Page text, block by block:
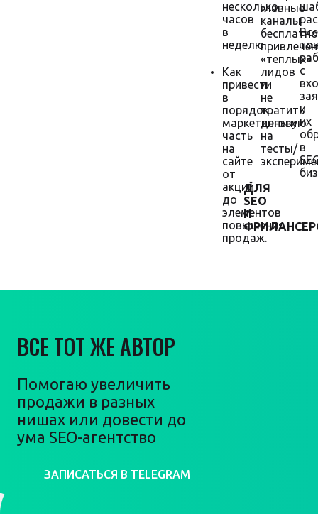
несколько
часов
в
неделю.
Как
привести
в
порядок
маркетинговую
часть
на
сайте
от
акций
до
элементов
повышения
продаж.
главные
каналы
«теплых»
лидов
и
не
тратить
деньги
на
тесты/
ДЛЯ
SEO
И
Все
с
и
их
в
ВСЕ ТОТ ЖЕ АВТОР
Помогаю увеличить
продажи в разных
нишах или довести до
ума SEO-агентство
ЗАПИСАТЬСЯ В TELEGRAM